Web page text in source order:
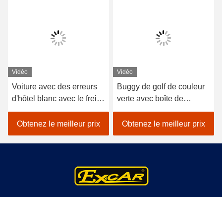
Vidéo
Voiture avec des erreurs
d'hôtel blanc avec le frein
électromagnétique de
moteur de marque de
CDA
Obtenez le meilleur prix
Vidéo
Buggy de golf de couleur
verte avec boîte de
chargement en aluminium
Obtenez le meilleur prix